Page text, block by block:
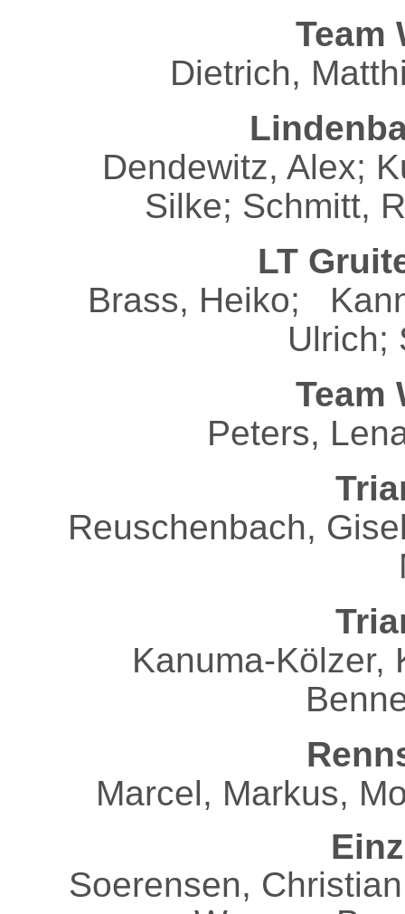
Team
Dietrich,
Dendewitz, Alex;
Silke; Schmitt,
LT
Brass, Heiko;
Ulrich;
Team
Peters,
Reuschenbach,
Kanuma-Kölzer,
Marcel, Markus,
Soerensen,